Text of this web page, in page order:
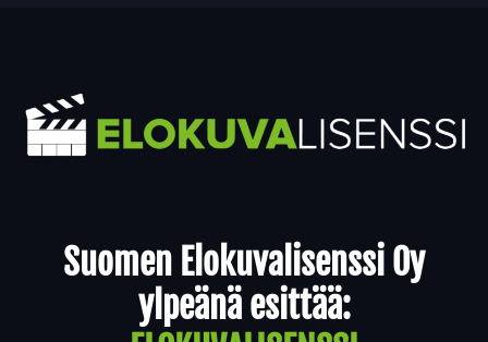
Suomen Elokuvalisenssi Oy
ylpeänä esittää: